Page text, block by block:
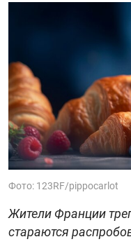
Фото: 123RF/pippocarlot
Жители Франции
стараются